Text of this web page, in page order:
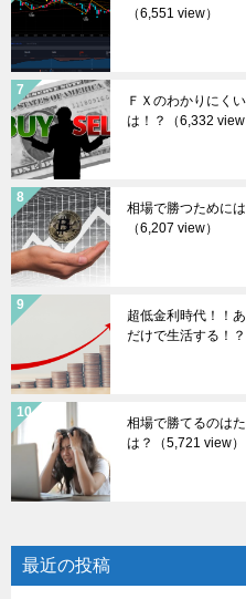
（6,551 view）
ＦＸのわかりにく
は！？
（6,332 view
相場で勝つために
（6,207 view）
超低金利時代！！
だけで生活する！？
相場で勝てるのは
は？
（5,721 view）
最近の投稿